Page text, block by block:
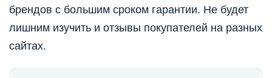
брендов с большим сроком гарантии. Не будет
лишним изучить и отзывы покупателей на разных
сайтах.